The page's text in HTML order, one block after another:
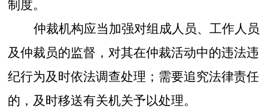
制度。
仲裁机构应当加强对组成人员、工作人员
及仲裁员的监督，对其在仲裁活动中的违法违
纪行为及时依法调查处理；需要追究法律责任
的，及时移送有关机关予以处理。